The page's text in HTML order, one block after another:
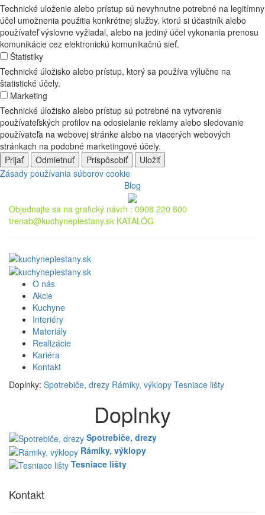
Technické uloženie alebo prístup sú nevyhnutne potrebné na legitímny
účel umožnenia použitia konkrétnej služby, ktorú si účastník alebo
používateľ výslovne vyžiadal, alebo na jediný účel vykonania prenosu
komunikácie cez elektronickú komunikačnú sieť.
Štatistiky
Technické úložisko alebo prístup, ktorý sa používa výlučne na
štatistické účely.
Marketing
Technické úložisko alebo prístup sú potrebné na vytvorenie
používateľských profilov na odosielanie reklamy alebo sledovanie
používateľa na webovej stránke alebo na viacerých webových
stránkach na podobné marketingové účely.
Prijať
Odmietnuť Prispôsobiť
Uložiť
Zásady používania súborov cookie
Blog
Objednajte sa na grafický návrh : 0908 220 800
trenab@kuchynepiestany.sk KATALÓG
O nás
Akcie
Kuchyne
Interiéry
Materiály
Realizácie
Kariéra
Kontakt
Doplnky: Spotrebiče, drezy Rámiky, výklopy Tesniace lišty
Doplnky
Spotrebiče, drezy
Rámiky, výklopy
Tesniace lišty
Kontakt